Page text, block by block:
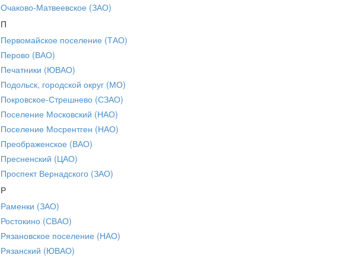
Очаково-Матвеевское (ЗАО)
П
Первомайское поселение (ТАО)
Перово (ВАО)
Печатники (ЮВАО)
Подольск, городской округ (МО)
Покровское-Стрешнево (СЗАО)
Поселение Московский (НАО)
Поселение Мосрентген (НАО)
Преображенское (ВАО)
Пресненский (ЦАО)
Проспект Вернадского (ЗАО)
Р
Раменки (ЗАО)
Ростокино (СВАО)
Рязановское поселение (НАО)
Рязанский (ЮВАО)